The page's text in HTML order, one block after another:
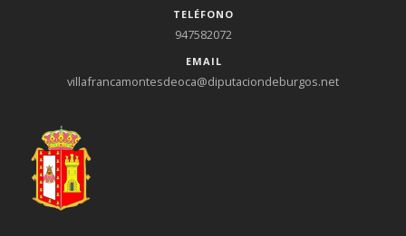
TELÉFONO
947582072
EMAIL
villafrancamontesdeoca@diputaciondeburgos.net